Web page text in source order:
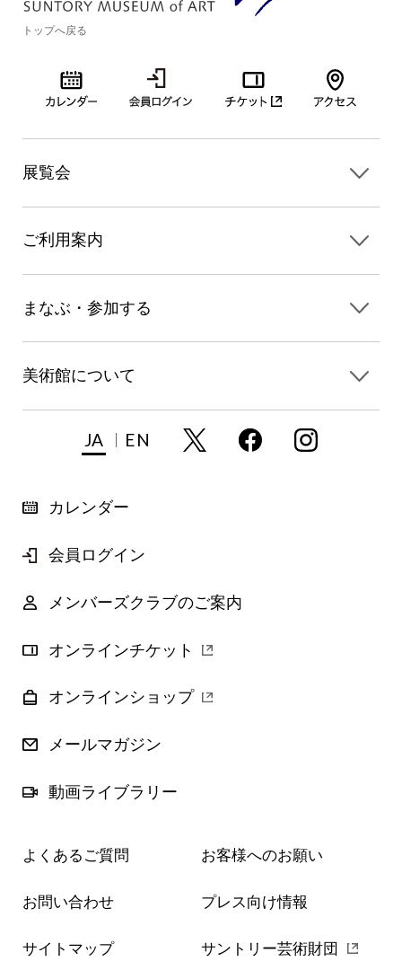
トップへ戻る
JA EN
展覧会
ご利用案内
まなぶ・参加する
美術館について
カレンダー
会員ログイン
メンバーズクラブのご案内
オンラインチケット
オンラインショップ
メールマガジン
動画ライブラリー
よくあるご質問 お客様へのお願い
お問い合わせ プレス向け情報
サイトマップ サントリー芸術財団